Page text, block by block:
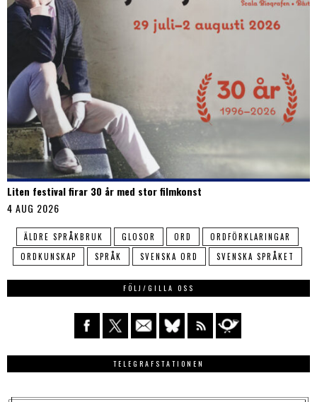
Liten festival firar 30 år med stor filmkonst
4 AUG 2026
ÄLDRE SPRÅKBRUK GLOSOR ORD
ORDFÖRKLARINGAR
ORDKUNSKAP
SPRÅK SVENSKA ORD SVENSKA SPRÅKET
FÖLJ/GILLA OSS
TELEGRAFSTATIONEN